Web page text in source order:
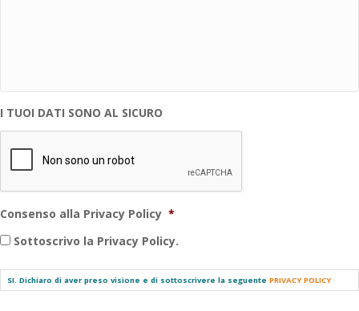
I TUOI DATI SONO AL SICURO
Consenso alla Privacy Policy *
Sottoscrivo la Privacy Policy.
SI. Dichiaro di aver preso visione e di sottoscrivere la seguente PRIVACY POLICY